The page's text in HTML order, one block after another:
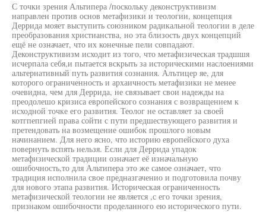
С точки зрения Альтипера /поскольку деконструктивизм
направлен против основ метафизики и теологии, концепция
Деррида мояет выступить союзником радикальной теологии в деле
преобразования христианства, но эта близость двух концепций
ещё не означает, что их конечные пели совпадают.
Деконструктивизм исходит из того, что метафизическая традшшя
исчерпала себя,и пытается вскрыть за историческими наслоениями
альтернативный путь развития сознания. Алътицер яе, для
которого ограниченность и архаичность метафизики не менее
очевидна, чем для Деррида, не связывает свои надежды на
преодолешо кризиса европейского сознания с возвращением к
исходной точке его развития. Теолог не оставляет за своей
котгпепгией права сойти с пути предшествующего развития и
претендовать на возмещение ошибок прошлого новым
начинанием. Для него ясно, что историю европейского духа
повернуть вспять нельзя. Если для Деррида упадок
метафизической традиции означает её изначальную
ошибочность,то для Альтипера это же самое означает, что
традиция исполнила свое предназгаченио и подготовила почву
для нового этапа развития. Историческая ограниченность
метафизической теологии не является ,с его точки зрения,
признаком ошибочности проделанного ею исторического пути.